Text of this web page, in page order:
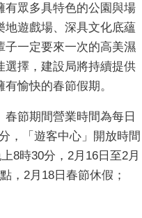
有眾多具特色的公園與場
地遊戲場、深具文化底蘊
子一定要來一次的高美濕
選擇，建設局將持續提供
愉快的春節假期。
節期間營業時間為每日
，「遊客中心」開放時間
8時30分，2月16日至2月
，2月18日春節休假；